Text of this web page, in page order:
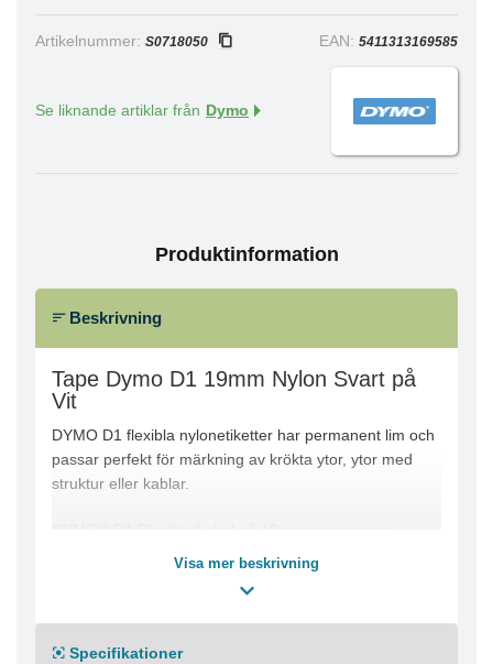
Artikelnummer: S0718050 EAN: 5411313169585
Se liknande artiklar från Dymo
Produktinformation
Beskrivning
Tape Dymo D1 19mm Nylon Svart på
Vit
DYMO D1 flexibla nylonetiketter har permanent lim och
passar perfekt för märkning av krökta ytor, ytor med
struktur eller kablar.
DYMO® D1 Flexible Label på 19 mm ger snygga,
skräddarsydda etiketter med svart text på vit botten
termisk överföringsteknik – varken bläck eller toner
behövs. Dessa tåliga och hållbara etiketter är
Visa mer beskrivning
Specifikationer